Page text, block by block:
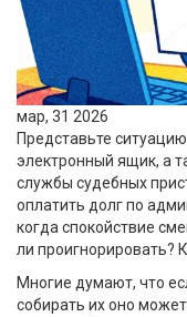
мар, 31 2026
Представьте
электронный ящик, а
службы судебных
оплатить долг по
когда спокойствие
ли проигнорировать?
Многие думают, что
собирать их оно